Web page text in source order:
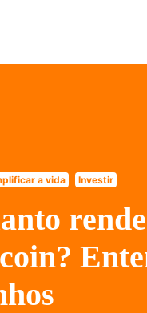
a vida Investir